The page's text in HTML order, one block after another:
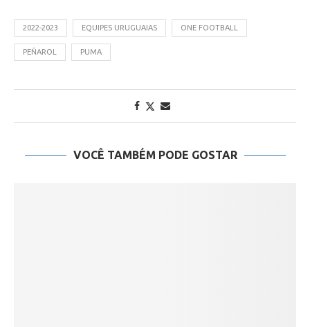
2022-2023 EQUIPES URUGUAIAS ONE FOOTBALL
PEÑAROL PUMA
VOCÊ TAMBÉM PODE GOSTAR